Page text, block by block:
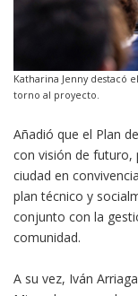
Katharina Jenny destacó
torno al proyecto.
Añadió que el Plan
con visión de futuro,
ciudad en
plan técnico y
conjunto con la
comunidad.
A su vez, Iván